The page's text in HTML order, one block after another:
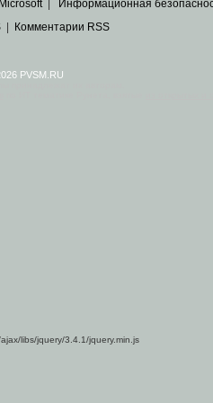
Microsoft| Информационная
| Комментарии RSS
PVSM.RU
libs/jquery/3.4.1/jquery.min.js